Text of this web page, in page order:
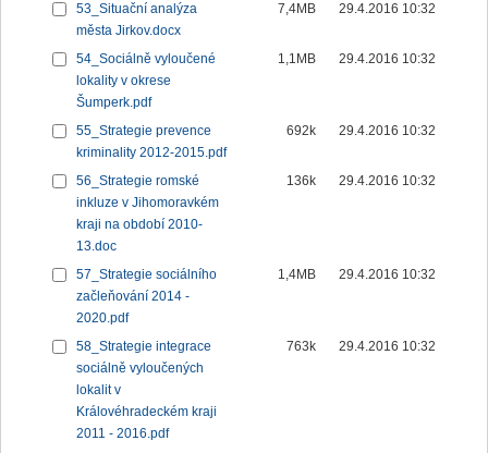
53_Situační analýza
města Jirkov.docx
7,4MB 29.4.2016 10:32
54_Sociálně vyloučené
lokality v okrese
Šumperk.pdf
1,1MB 29.4.2016 10:32
55_Strategie prevence
kriminality 2012-2015.pdf
692k 29.4.2016 10:32
56_Strategie romské
inkluze v Jihomoravkém
kraji na období 2010-
13.doc
136k 29.4.2016 10:32
57_Strategie sociálního
začleňování 2014 -
2020.pdf
1,4MB 29.4.2016 10:32
58_Strategie integrace
sociálně vyloučených
lokalit v
Královéhradeckém kraji
2011 - 2016.pdf
763k 29.4.2016 10:32